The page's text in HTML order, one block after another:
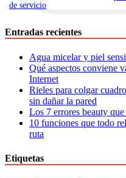
de servicio
Entradas recientes
Agua micelar y piel
Qué aspectos conviene
Internet
Rieles para colgar
sin dañar la pared
Los 7 errores beauty
10 funciones que todo
ruta
Etiquetas